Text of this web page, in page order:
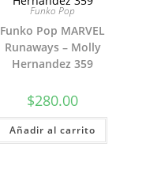
Funko Pop
Funko Pop MARVEL
Runaways – Molly
Hernandez 359
$280.00
Añadir al carrito